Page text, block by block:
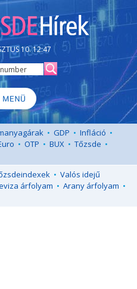
10. 12:47
• GDP • Infláció •
• OTP • BUX • Tőzsde •
• Valós idejű
árfolyam • Arany árfolyam •